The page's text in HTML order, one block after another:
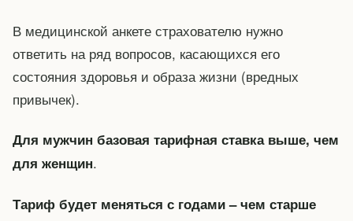
В медицинской анкете страхователю нужно
ответить на ряд вопросов, касающихся его
состояния здоровья и образа жизни (вредных
привычек).
Для мужчин базовая тарифная ставка выше, чем
для женщин.
Тариф будет меняться с годами – чем старше